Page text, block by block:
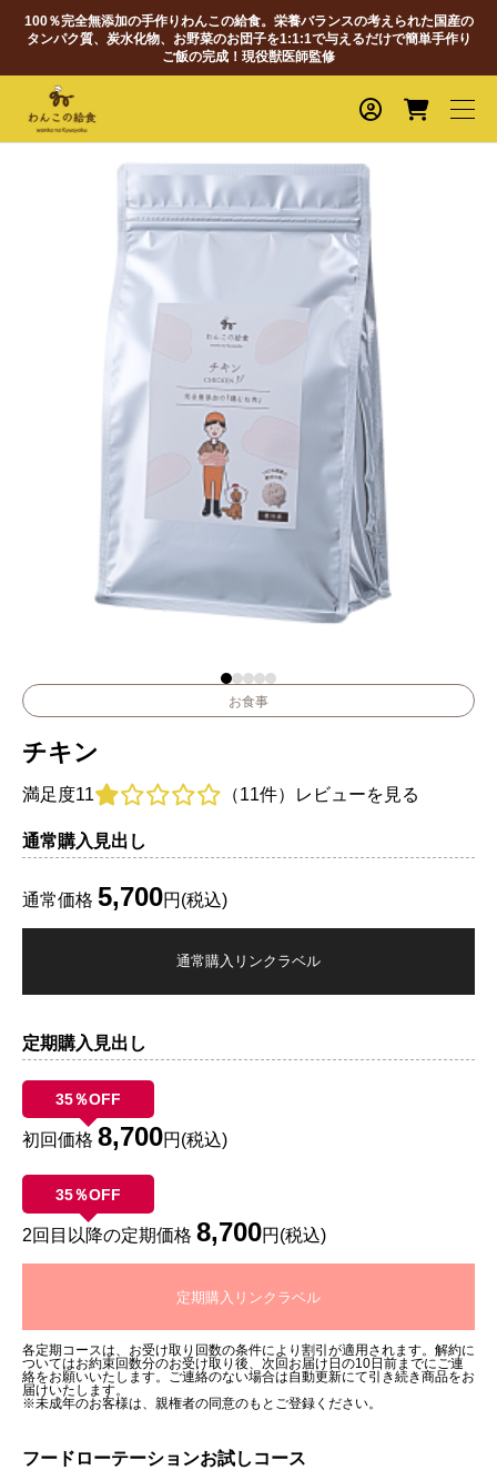
100％完全無添加の手作りわんこの給食。栄養バランスの考えられた国産の
タンパク質、炭水化物、お野菜のお団子を1:1:1で与えるだけで簡単手作り
ご飯の完成！現役獣医師監修
お食事
チキン
満足度11 （11件） レビューを見る
通常購入見出し
通常価格 5,700円(税込)
通常購入リンクラベル
定期購入見出し
35％OFF
初回価格 8,700円(税込)
35％OFF
2回目以降の定期価格 8,700円(税込)
定期購入リンクラベル
各定期コースは、お受け取り回数の条件により割引が適用されます。解約に
ついてはお約束回数分のお受け取り後、次回お届け日の10日前までにご連
絡をお願いいたします。ご連絡のない場合は自動更新にて引き続き商品をお
届けいたします。
※未成年のお客様は、親権者の同意のもとご登録ください。
フードローテーションお試しコース